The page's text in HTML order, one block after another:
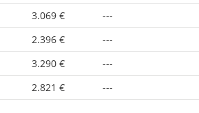
3.069 €
---
2.396 €
---
3.290 €
---
2.821 € ---